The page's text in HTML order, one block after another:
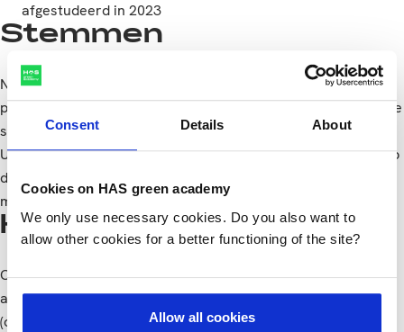
Consent Details About
Cookies on HAS green academy
We only use necessary cookies. Do you also want to
allow other cookies for a better functioning of the site?
Allow all cookies
afgestudeerd in 2023
Stemmen
Na de zomervakantie nemen de genomineerden ieder een
promotiefilmpje op. Deze staan vanaf 2 oktober 2023 op deze
site. Vanaf dan kun je ook stemmen op je favoriet.
Uiteindelijk geeft de jury de doorslag, met haar eigen visie op
de criteria én natuurlijk de voorkeur van het publiek hierin
meewegend.
HAS Venlo 10 jaar
Op 2 november 2023 blikken we terug op 10 jaar HAS green
academy Venlo, samen met onze community van studenten,
(oud-)medewerkers, alumni en partners. Ook kijken we naar